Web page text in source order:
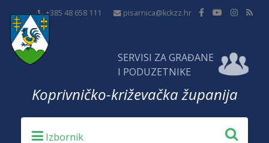
+385 48 658 111 pisarnica@kckzz.hr
SERVISI ZA GRAĐANE
I PODUZETNIKE
Koprivničko-križevačka županija